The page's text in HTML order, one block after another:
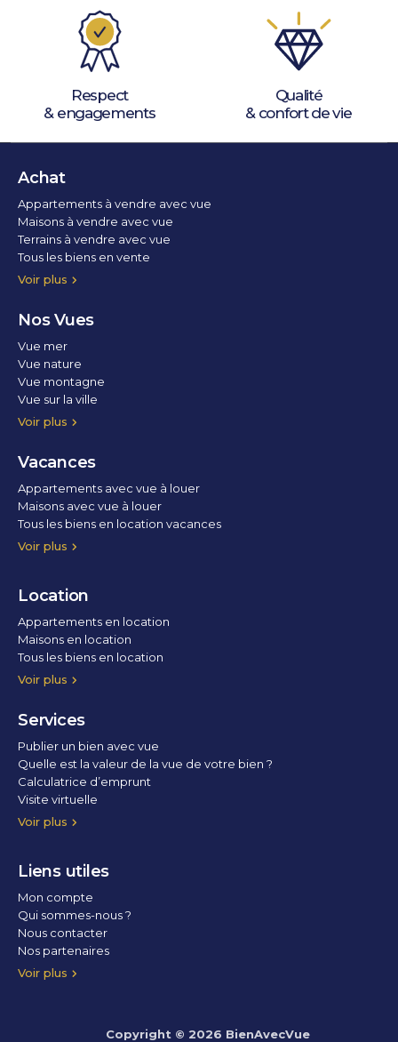
Respect
& engagements
Qualité
& confort de vie
Achat
Voir plus
Appartements à vendre avec vue
Maisons à vendre avec vue
Terrains à vendre avec vue
Tous les biens en vente
Nos Vues
Voir plus
Vue mer
Vue nature
Vue montagne
Vue sur la ville
Vue parc
Vue fleuve
Vue lac
Vue marina / port
Vacances
Voir plus
Appartements avec vue à louer
Maisons avec vue à louer
Tous les biens en location vacances
Location
Voir plus
Appartements en location
Maisons en location
Tous les biens en location
Services
Voir plus
Publier un bien avec vue
Quelle est la valeur de la vue de votre bien ?
Calculatrice d’emprunt
Visite virtuelle
Home staging
Liens utiles
Voir plus
Mon compte
Qui sommes-nous ?
Nous contacter
Nos partenaires
Conditions Générales d’Utilisation
Politique de confidentialité
Politique des cookies
Copyright © 2026 BienAvecVue